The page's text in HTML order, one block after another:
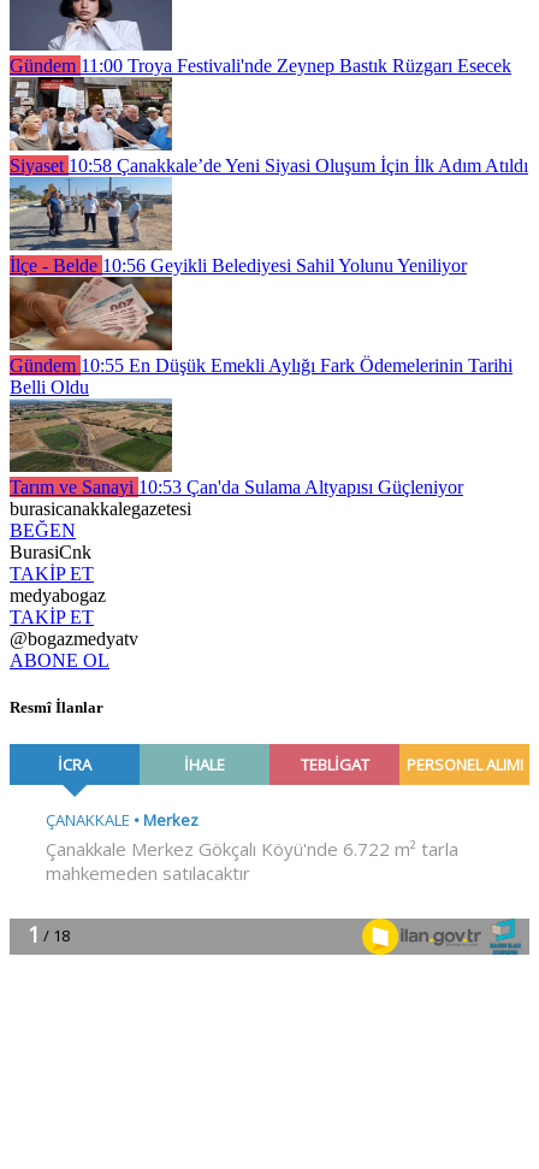
Gündem 11:00 Troya Festivali'nde Zeynep Bastık Rüzgarı Esecek
Siyaset 10:58 Çanakkale’de Yeni Siyasi Oluşum İçin İlk Adım Atıldı
İlçe - Belde 10:56 Geyikli Belediyesi Sahil Yolunu Yeniliyor
Gündem 10:55 En Düşük Emekli Aylığı Fark Ödemelerinin Tarihi
Belli Oldu
Tarım ve Sanayi 10:53 Çan'da Sulama Altyapısı Güçleniyor
burasicanakkalegazetesi
BEĞEN
BurasiCnk
TAKİP ET
medyabogaz
TAKİP ET
@bogazmedyatv
ABONE OL
Resmî İlanlar